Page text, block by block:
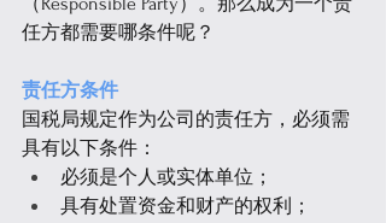
任方都需要哪条件呢？
责任方条件
国税局规定作为公司的责任方，必须需
具有以下条件：
必须是个人或实体单位；
具有处置资金和财产的权利；